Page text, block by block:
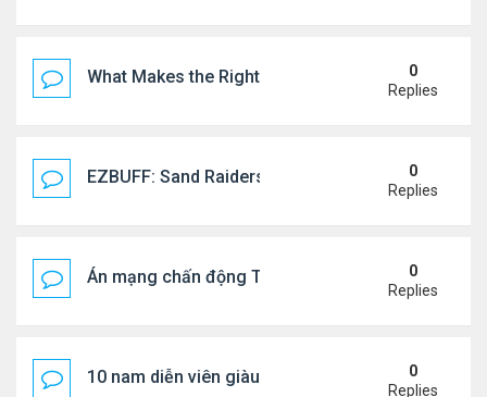
What Makes the Right Retail POS Matter?0
Replies
EZBUFF: Sand Raiders of Sophie Farming
0
Replies
Án mạng chấn động Thái lan: hai chị em người
0
Replies
10 nam diễn viên giàu nhất Trung Quốc 2026
0
Replies